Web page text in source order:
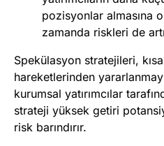
pozisyonlar almasına
zamanda riskleri de
Spekülasyon stratejileri,
hareketlerinden
kurumsal yatırımcılar
strateji yüksek getiri
risk barındırır.